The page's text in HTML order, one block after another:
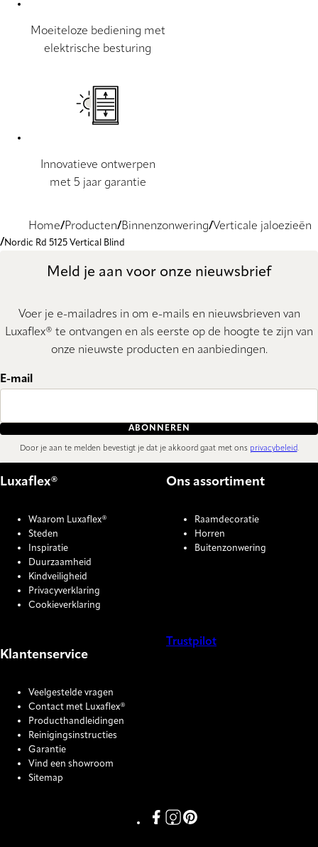
Moeiteloze bediening met
elektrische besturing
Innovatieve ontwerpen
met 5 jaar garantie
Home Producten Binnenzonwering Verticale jaloezieën
Nordic Rd 5125 Vertical Blind
Meld je aan voor onze nieuwsbrief
Voer je e-mailadres in om e-mails en nieuwsbrieven van
Luxaflex® te ontvangen en als eerste op de hoogte te zijn van
onze nieuwste producten en aanbiedingen.
E-mail
ABONNEREN
Door je aan te melden bevestigt je dat je akkoord gaat met ons privacybeleid.
Luxaflex®
Waarom Luxaflex®
Steden
Inspiratie
Duurzaamheid
Kindveiligheid
Privacyverklaring
Cookieverklaring
Ons assortiment
Raamdecoratie
Horren
Buitenzonwering
Klantenservice
Veelgestelde vragen
Contact met Luxaflex®
Producthandleidingen
Reinigingsinstructies
Garantie
Vind een showroom
Sitemap
Trustpilot
Link missing Display text from
Link missing Display text
Link missing Display text